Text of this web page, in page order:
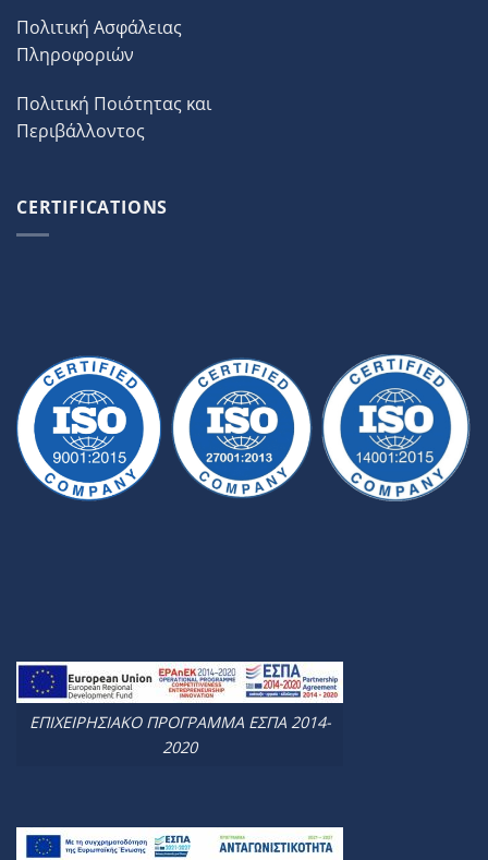
Πολιτική Ασφάλειας
Πληροφοριών
Πολιτική Ποιότητας και
Περιβάλλοντος
CERTIFICATIONS
ΕΠΙΧΕΙΡΗΣΙΑΚΟ ΠΡΟΓΡΑΜΜΑ ΕΣΠΑ 2014-
2020